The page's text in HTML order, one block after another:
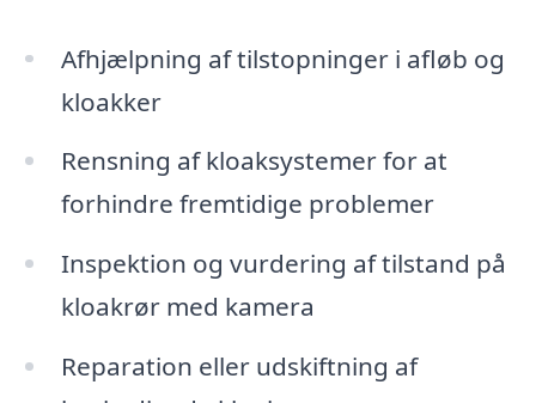
Afhjælpning af tilstopninger i afløb og
kloakker
Rensning af kloaksystemer for at
forhindre fremtidige problemer
Inspektion og vurdering af tilstand på
kloakrør med kamera
Reparation eller udskiftning af